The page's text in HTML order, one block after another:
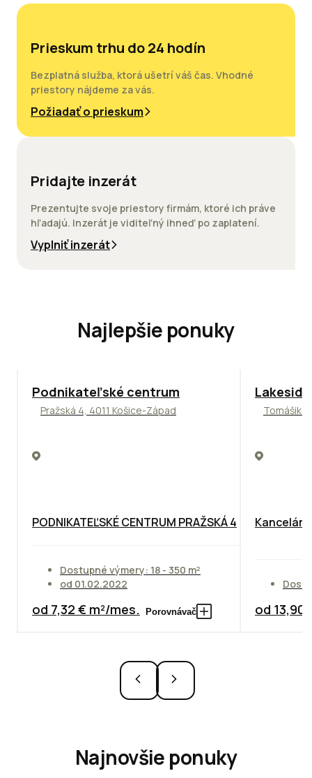
Prieskum trhu do 24 hodín
Bezplatná služba, ktorá ušetrí váš čas. Vhodné
priestory nájdeme za vás.
Požiadať o prieskum
Pridajte inzerát
Prezentujte svoje priestory firmám, ktoré ich práve
hľadajú. Inzerát je viditeľný ihneď po zaplatení.
Vyplniť inzerát
Najlepšie ponuky
ODPORÚČAME
Podnikateľské centrum
Pražská 4, 4011 Košice-Západ
PODNIKATEĽSKÉ CENTRUM PRAŽSKÁ 4
Dostupné výmery: 18 - 350 m²
od 01.02.2022
od 7,32 € m²/mes. Porovnávač od 13,90
Najnovšie ponuky